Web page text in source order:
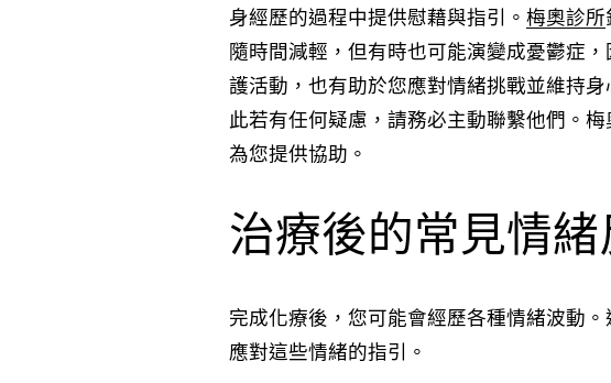
身經歷的過程中提供慰藉與指引。梅奧診所
隨時間減輕，但有時也可能演變成憂鬱症
護活動，也有助於您應對情緒挑戰並維持
此若有任何疑慮，請務必主動聯繫他們。
為您提供協助。
治療後的常見情
完成化療後，您可能會經歷各種情緒波動
應對這些情緒的指引。